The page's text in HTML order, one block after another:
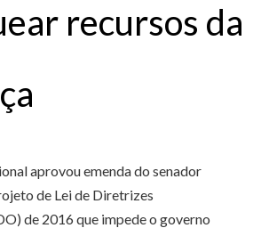
recursos da
aprovou emenda do senador
de Lei de Diretrizes
de 2016 que impede o governo